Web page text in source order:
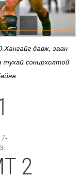
давж, заан
тухай сонирхолтой
2